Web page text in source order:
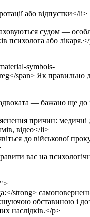
або відпустки</li>
судом —
психолога або
symbols-
span> Як правильно
— бажано ще
причин: медичні
відео</li>
до військової
вас на
strong>
обставиною і
наслідків.</p>